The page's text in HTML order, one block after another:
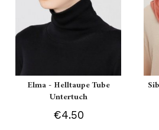
Elma - Helltaupe Tube
Untertuch
€4.50